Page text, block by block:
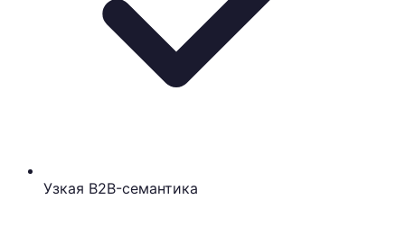
Узкая B2B-семантика